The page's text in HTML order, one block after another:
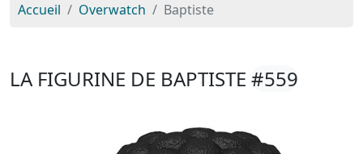
Accueil Overwatch Baptiste
LA FIGURINE DE BAPTISTE #559